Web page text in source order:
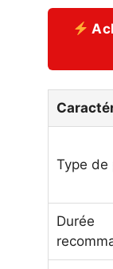
Type de
Durée